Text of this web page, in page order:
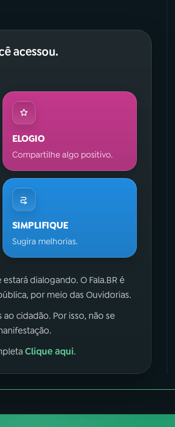
acessou.
ELOGIO
Compartilhe algo positivo.
SIMPLIFIQUE
Sugira melhorias.
dialogando. O Fala.BR é
por meio das Ouvidorias.
cidadão. Por isso, não se
Clique aqui.